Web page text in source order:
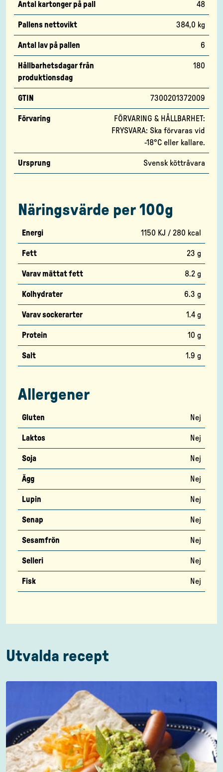
Antal kartonger på pall 48
Pallens nettovikt 384,0 kg
Antal lav på pallen 6
Hållbarhetsdagar från
produktionsdag
180
GTIN 7300201372009
Förvaring
FÖRVARING & HÅLLBARHET:
FRYSVARA: Ska förvaras vid
-18°C eller kallare.
Ursprung Svensk köttråvara
Näringsvärde per 100g
Energi 1150 KJ / 280 kcal
Fett 23 g
Varav mättat fett 8.2 g
Kolhydrater 6.3 g
Varav sockerarter 1.4 g
Protein 10 g
Salt 1.9 g
Allergener
Gluten Nej
Laktos Nej
Soja Nej
Ägg Nej
Lupin Nej
Senap Nej
Sesamfrön Nej
Selleri Nej
Fisk Nej
Utvalda recept